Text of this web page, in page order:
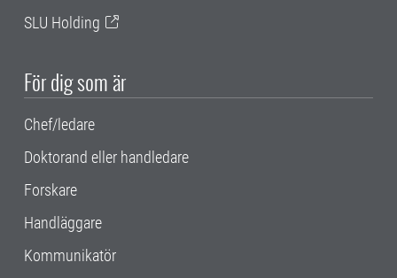
SLU Holding
För dig som är
Chef/ledare
Doktorand eller handledare
Forskare
Handläggare
Kommunikatör